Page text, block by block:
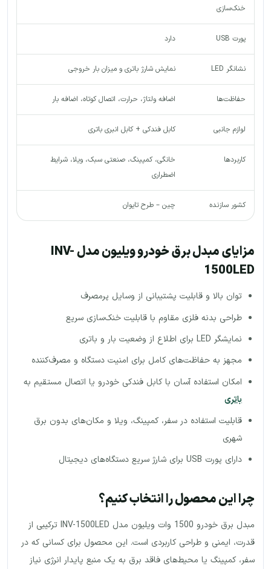
خنک‌سازی
پورت USB دارد
نشانگر LED نمایش شارژ باتری و میزان بار خروجی
حفاظت‌ها اضافه ولتاژ، حرارت، اتصال کوتاه، اضافه بار
لوازم جانبی کابل فندکی + کابل انبری باتری
کاربردها
خانگی، کمپینگ، صنعتی سبک، ویلا، شرایط
اضطراری
کشور سازنده چین – طرح تایوان
مزایای مبدل برق خودرو ویلیون مدل INV-
1500LED
توان بالا و قابلیت پشتیبانی از وسایل پرمصرف
طراحی بدنه فلزی مقاوم با قابلیت خنک‌سازی سریع
نمایشگر LED برای اطلاع از وضعیت بار و باتری
مجهز به حفاظت‌های کامل برای امنیت دستگاه و مصرف‌کننده
امکان استفاده آسان با کابل فندکی خودرو یا اتصال مستقیم به
باتری
قابلیت استفاده در سفر، کمپینگ، ویلا و مکان‌های بدون برق
شهری
دارای پورت USB برای شارژ سریع دستگاه‌های دیجیتال
چرا این محصول را انتخاب کنیم؟
مبدل برق خودرو 1500 وات ویلیون مدل INV-1500LED ترکیبی از
قدرت، ایمنی و طراحی کاربردی است. این محصول برای کسانی که در
سفر، کمپینگ یا محیط‌های فاقد برق به یک منبع پایدار انرژی نیاز